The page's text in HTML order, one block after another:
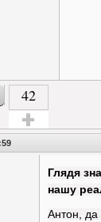
42
Голос за!
Глядя
нашу
Антон,